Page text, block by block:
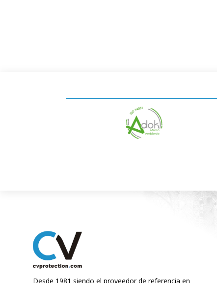
Desde 1981 siendo el proveedor de referencia en